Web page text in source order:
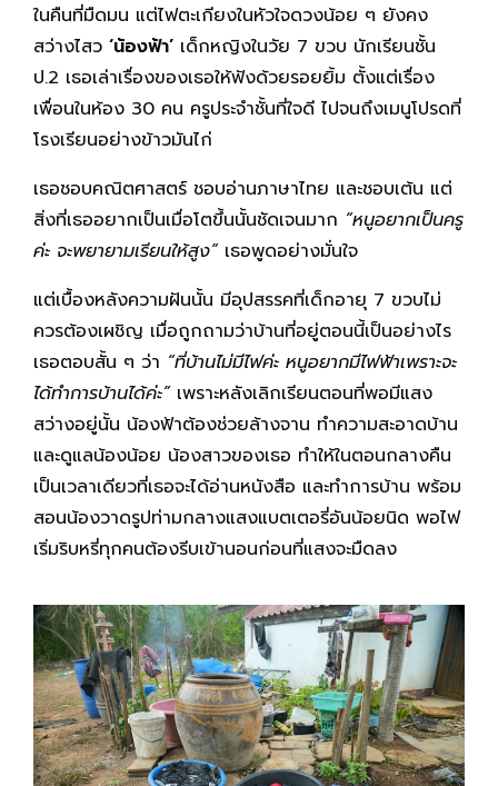
ในคืนที่มืดมน แต่ไฟตะเกียงในหัวใจดวงน้อย ๆ ยังคง
สว่างไสว ‘น้องฟ้า’ เด็กหญิงในวัย 7 ขวบ นักเรียนชั้น
ป.2 เธอเล่าเรื่องของเธอให้ฟังด้วยรอยยิ้ม ตั้งแต่เรื่อง
เพื่อนในห้อง 30 คน ครูประจำชั้นที่ใจดี ไปจนถึงเมนูโปรดที่
โรงเรียนอย่างข้าวมันไก่
เธอชอบคณิตศาสตร์ ชอบอ่านภาษาไทย และชอบเต้น แต่
สิ่งที่เธออยากเป็นเมื่อโตขึ้นนั้นชัดเจนมาก “หนูอยากเป็นครู
ค่ะ จะพยายามเรียนให้สูง”เธอพูดอย่างมั่นใจ
แต่เบื้องหลังความฝันนั้น มีอุปสรรคที่เด็กอายุ 7 ขวบไม่
ควรต้องเผชิญ เมื่อถูกถามว่าบ้านที่อยู่ตอนนี้เป็นอย่างไร
เธอตอบสั้น ๆ ว่า “ที่บ้านไม่มีไฟค่ะ หนูอยากมีไฟฟ้าเพราะจะ
ได้ทำการบ้านได้ค่ะ”เพราะหลังเลิกเรียนตอนที่พอมีแสง
สว่างอยู่นั้น น้องฟ้าต้องช่วยล้างจาน ทำความสะอาดบ้าน
และดูแลน้องน้อย น้องสาวของเธอ ทำให้ในตอนกลางคืน
เป็นเวลาเดียวที่เธอจะได้อ่านหนังสือ และทำการบ้าน พร้อม
สอนน้องวาดรูปท่ามกลางแสงแบตเตอรี่อันน้อยนิด พอไฟ
เริ่มริบหรี่ทุกคนต้องรีบเข้านอนก่อนที่แสงจะมืดลง